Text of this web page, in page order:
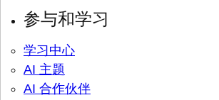
参与和学习
学习中心
AI 主题
AI 合作伙伴